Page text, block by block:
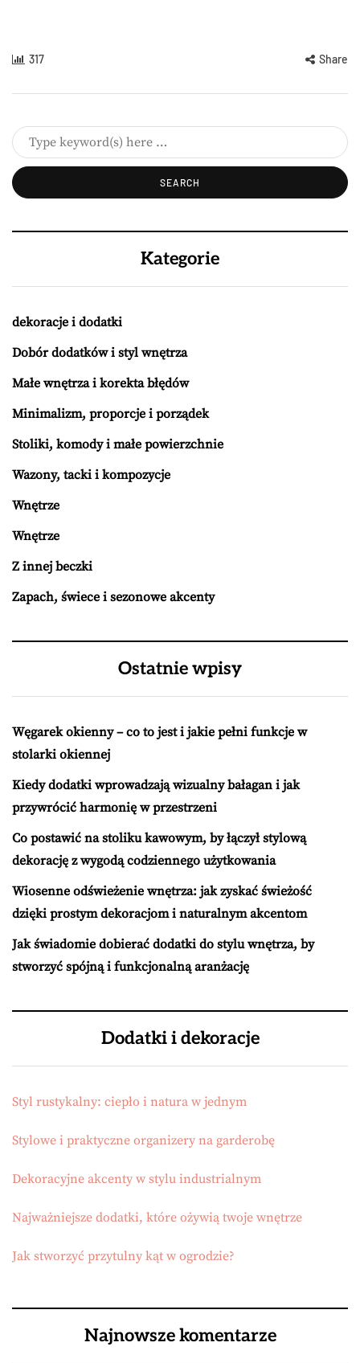
317 Share
Kategorie
dekoracje i dodatki
Dobór dodatków i styl wnętrza
Małe wnętrza i korekta błędów
Minimalizm, proporcje i porządek
Stoliki, komody i małe powierzchnie
Wazony, tacki i kompozycje
Wnętrze
Wnętrze
Z innej beczki
Zapach, świece i sezonowe akcenty
Ostatnie wpisy
Węgarek okienny – co to jest i jakie pełni funkcje w
stolarki okiennej
Kiedy dodatki wprowadzają wizualny bałagan i jak
przywrócić harmonię w przestrzeni
Co postawić na stoliku kawowym, by łączył stylową
dekorację z wygodą codziennego użytkowania
Wiosenne odświeżenie wnętrza: jak zyskać świeżość
dzięki prostym dekoracjom i naturalnym akcentom
Jak świadomie dobierać dodatki do stylu wnętrza, by
stworzyć spójną i funkcjonalną aranżację
Dodatki i dekoracje
Styl rustykalny: ciepło i natura w jednym
Stylowe i praktyczne organizery na garderobę
Dekoracyjne akcenty w stylu industrialnym
Najważniejsze dodatki, które ożywią twoje wnętrze
Jak stworzyć przytulny kąt w ogrodzie?
Najnowsze komentarze